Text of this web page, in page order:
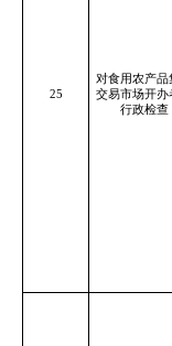
25
对食用农产品
交易市场开办
行政检查